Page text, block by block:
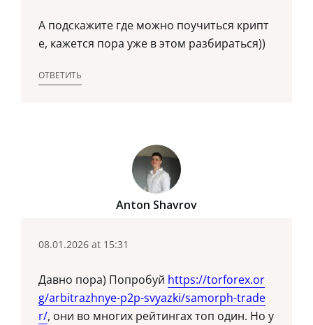
А подскажите где можно поучиться крипт
е, кажется пора уже в этом разбираться))
ОТВЕТИТЬ
Anton Shavrov
08.01.2026 at 15:31
Давно пора) Попробуй https://torforex.or
g/arbitrazhnye-p2p-svyazki/samorph-trade
r/, они во многих рейтингах топ один. Но у